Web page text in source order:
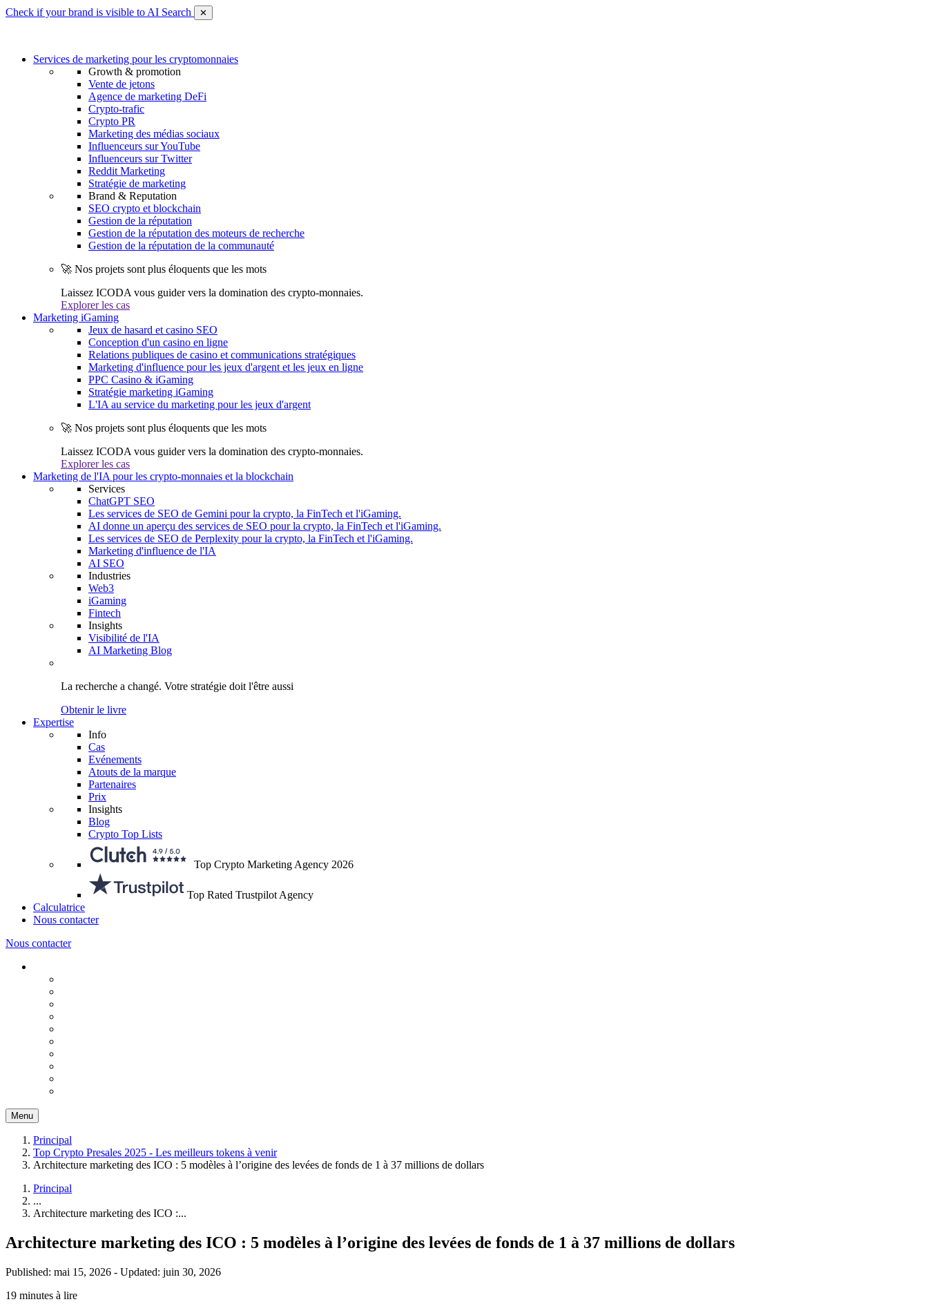
Check if your brand is visible to AI Search ✕
Services de marketing pour les cryptomonnaies
Growth & promotion
Vente de jetons
Agence de marketing DeFi
Crypto-trafic
Crypto PR
Marketing des médias sociaux
Influenceurs sur YouTube
Influenceurs sur Twitter
Reddit Marketing
Stratégie de marketing
Brand & Reputation
SEO crypto et blockchain
Gestion de la réputation
Gestion de la réputation des moteurs de recherche
Gestion de la réputation de la communauté
🚀 Nos projets sont plus éloquents que les mots
Laissez ICODA vous guider vers la domination des crypto-monnaies.
Explorer les cas
Marketing iGaming
Jeux de hasard et casino SEO
Conception d'un casino en ligne
Relations publiques de casino et communications stratégiques
Marketing d'influence pour les jeux d'argent et les jeux en ligne
PPC Casino & iGaming
Stratégie marketing iGaming
L'IA au service du marketing pour les jeux d'argent
🚀 Nos projets sont plus éloquents que les mots
Laissez ICODA vous guider vers la domination des crypto-monnaies.
Explorer les cas
Marketing de l'IA pour les crypto-monnaies et la blockchain
Services
ChatGPT SEO
Les services de SEO de Gemini pour la crypto, la FinTech et l'iGaming.
AI donne un aperçu des services de SEO pour la crypto, la FinTech et l'iGaming.
Les services de SEO de Perplexity pour la crypto, la FinTech et l'iGaming.
Marketing d'influence de l'IA
AI SEO
Industries
Web3
iGaming
Fintech
Insights
Visibilité de l'IA
AI Marketing Blog
La recherche a changé. Votre stratégie doit l'être aussi
Obtenir le livre
Expertise
Info
Cas
Evénements
Atouts de la marque
Partenaires
Prix
Insights
Blog
Crypto Top Lists
Top Crypto Marketing Agency 2026
Top Rated Trustpilot Agency
Calculatrice
Nous contacter
Nous contacter
Menu
Principal
Top Crypto Presales 2025 - Les meilleurs tokens à venir
Architecture marketing des ICO : 5 modèles à l’origine des levées de fonds de 1 à 37 millions de dollars
Principal
...
Architecture marketing des ICO :...
Architecture marketing des ICO : 5 modèles à l’origine des levées de fonds de 1 à 37 millions de dollars
Published: mai 15, 2026 - Updated: juin 30, 2026
19 minutes à lire